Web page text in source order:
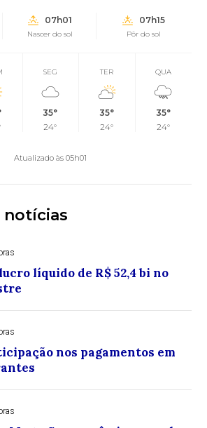
07h01
Nascer do sol
07h15
Pôr do sol
SEG
35°
24°
TER
35°
24°
QUA
35°
24°
Atualizado às 05h01
notícias
líquido de R$ 52,4 bi no
nos pagamentos em